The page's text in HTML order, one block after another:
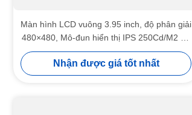
Màn hình LCD vuông 3.95 inch, độ phân giải
480×480, Mô-đun hiển thị IPS 250Cd/M2 độ
sáng
Nhận được giá tốt nhất